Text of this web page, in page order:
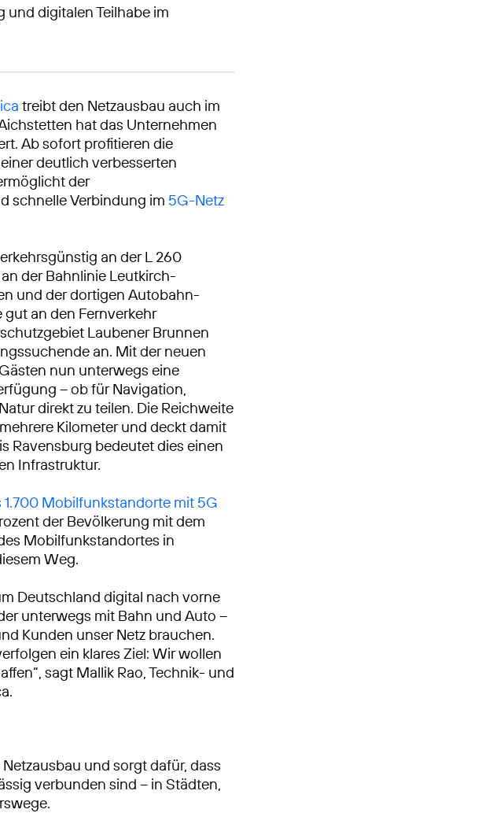
und digitalen Teilhabe im
treibt den Netzausbau auch im
hat das Unternehmen
Ab sofort profitieren die
deutlich verbesserten
der
schnelle Verbindung im 5G-Netz
an der L 260
der Bahnlinie Leutkirch-
und der dortigen Autobahn­
an den Fernverkehr
Laubener Brunnen
an. Mit der neuen
nun unterwegs eine
– ob für Navigation,
direkt zu teilen. Die Reichweite
Kilometer und deckt damit
Ravensburg bedeutet dies einen
Infrastruktur.
1.700 Mobilfunkstandorte mit 5G
der Bevölkerung mit dem
Mobilfunkstandortes in
Weg.
Deutschland digital nach vorne
unterwegs mit Bahn und Auto –
Kunden unser Netz brauchen.
ein klares Ziel: Wir wollen
sagt Mallik Rao, Technik- und
und sorgt dafür, dass
verbunden sind – in Städten,